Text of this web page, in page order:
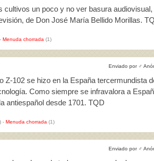
cultivos un poco y no ver basura
de Don José María Bellido Morillas.
- Menuda chorrada (1)
Enviado por ♂
Z-102 se hizo en la España tercermundista
Como siempre se infravalora a
antiespañol desde 1701. TQD
- Menuda chorrada (1)
Enviado por ♂